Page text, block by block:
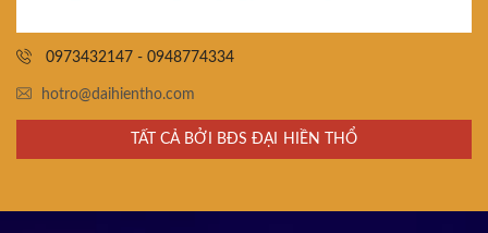
0973432147 - 0948774334
hotro@daihientho.com
TẤT CẢ BỞI BĐS ĐẠI HIỀN THỔ